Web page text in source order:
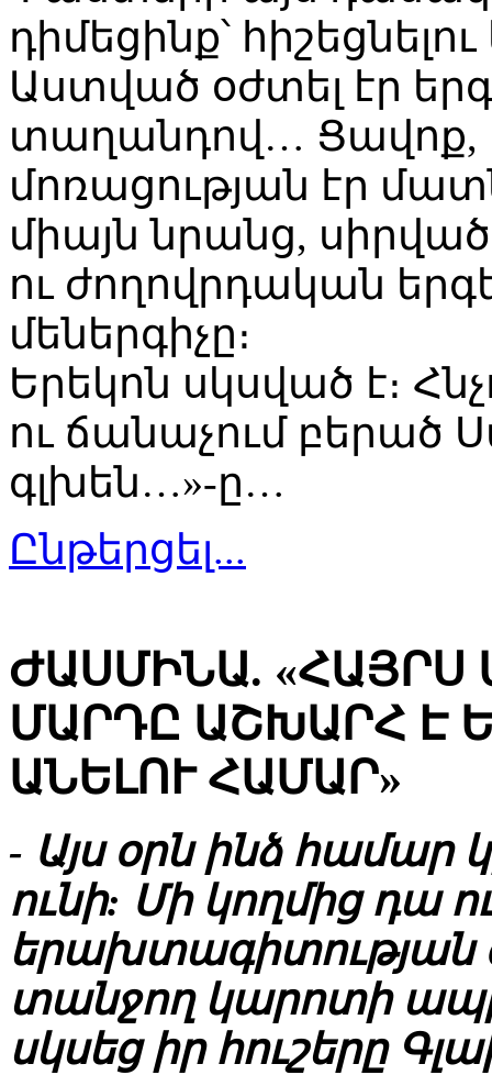
դիմեցինք՝
Աստված օժտել էր
տաղանդով… Ցավոք,
մոռացության էր
միայն նրանց,
ու ժողովրդական
մեներգիչը։
Երեկոն սկսված է։
ու ճանաչում բերած
գլխեն…»-ը…
Ընթերցել...
ԺԱՍՄԻՆԱ. «ՀԱՅՐՍ
ՄԱՐԴԸ ԱՇԽԱՐՀ Է
ԱՆԵԼՈՒ ՀԱՄԱՐ»
- Այս օրն ինձ համար
ունի: Մի կողմից դա
երախտագիտության
տանջող կարոտի
սկսեց իր հուշերը